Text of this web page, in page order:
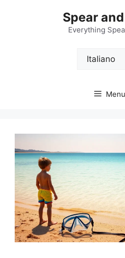
Spear
Everything
Scegli
Menu